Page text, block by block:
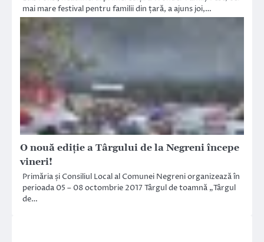
mai mare festival pentru familii din țară, a ajuns joi,…
O nouă ediție a Târgului de la Negreni începe
vineri!
Primăria și Consiliul Local al Comunei Negreni organizează în
perioada 05 – 08 octombrie 2017 Târgul de toamnă „Târgul
de…